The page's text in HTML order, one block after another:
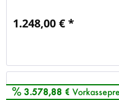
1.248,00 € *
3.578,88 €